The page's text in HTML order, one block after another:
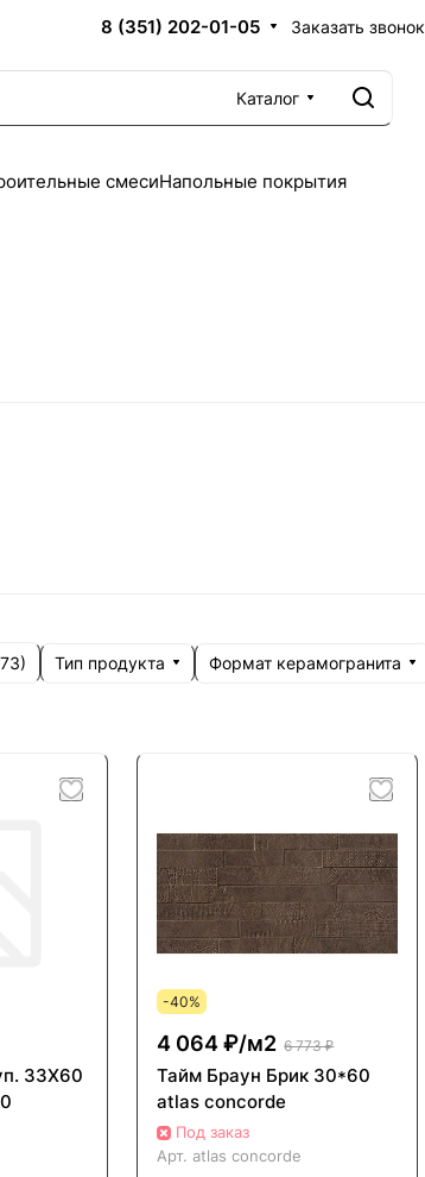
8 (351) 202-01-05 Заказать звонок
Каталог
смесиНапольные покрытия
) Тип продукта Формат керамогранита
33Х60
-40%
4 064 ₽/м2 6 773 ₽
Тайм Браун Брик 30*60
atlas concorde
Под заказ
Арт.atlas concorde